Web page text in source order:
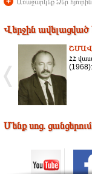
Առաջարկեք Ձեր հյուրին
Վերջին ավելացված
ՀՀ
(1968):
Մենք սոց. ցանցերում